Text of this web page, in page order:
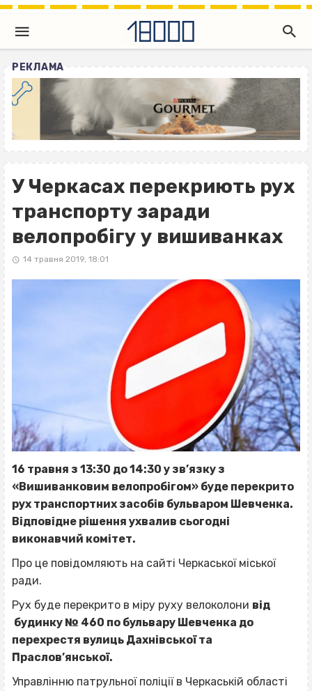
РЕКЛАМА
У Черкасах перекриють рух
транспорту заради
велопробігу у вишиванках
14 травня 2019, 18:01
16 травня з 13:30 до 14:30 у зв’язку з
«Вишиванковим велопробігом» буде перекрито
рух транспортних засобів бульваром Шевченка.
Відповідне рішення ухвалив сьогодні
виконавчий комітет.
Про це повідомляють на сайті Черкаської міської
ради.
Рух буде перекрито в міру руху велоколони від
будинку № 460 по бульвару Шевченка до
перехрестя вулиць Дахнівської та
Праслов’янської.
Управлінню патрульної поліції в Черкаській області